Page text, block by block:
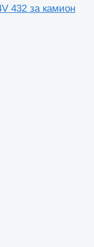
432 за камион